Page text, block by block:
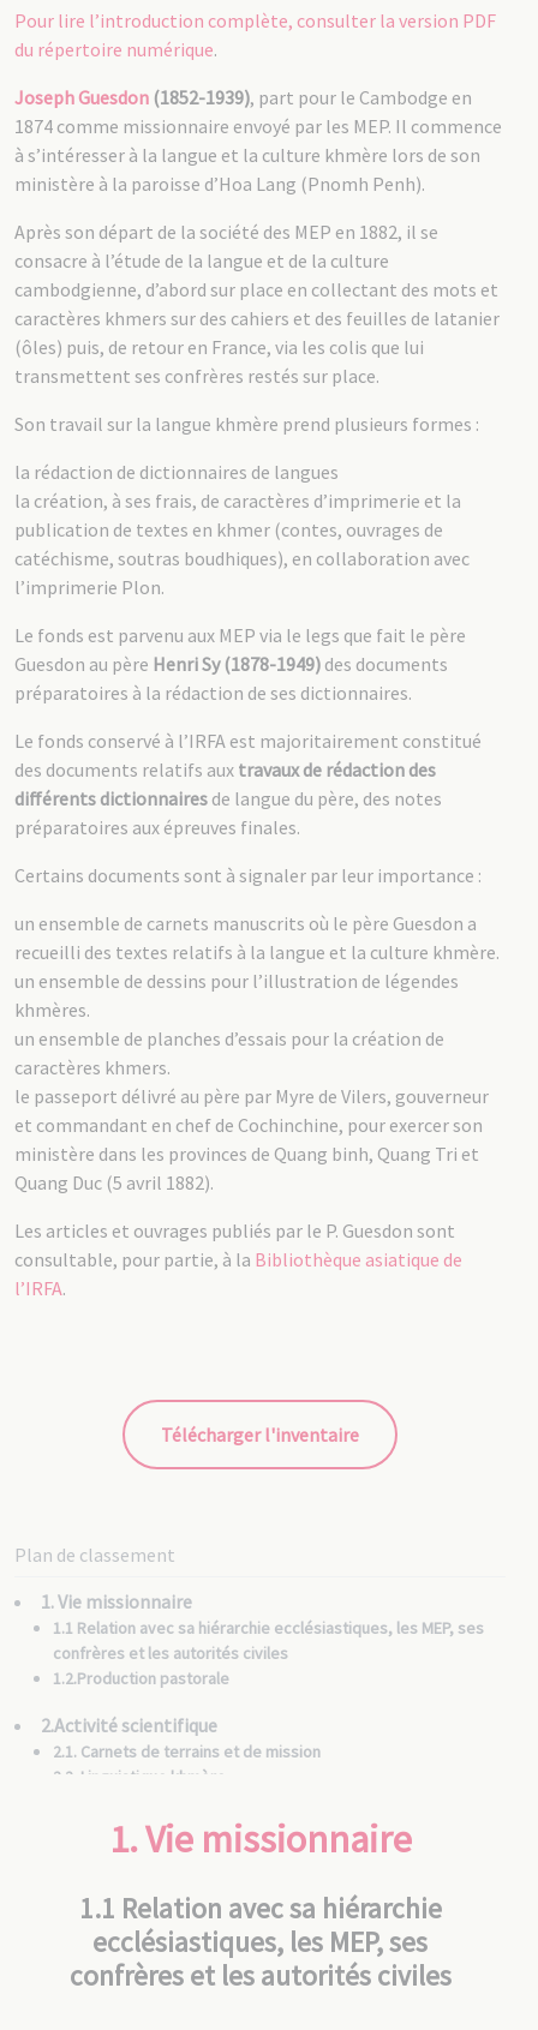
Pour lire l’introduction complète, consulter la version PDF
du répertoire numérique.
Joseph Guesdon (1852-1939), part pour le Cambodge en
1874 comme missionnaire envoyé par les MEP. Il commence
à s’intéresser à la langue et la culture khmère lors de son
ministère à la paroisse d’Hoa Lang (Pnomh Penh).
Après son départ de la société des MEP en 1882, il se
consacre à l’étude de la langue et de la culture
cambodgienne, d’abord sur place en collectant des mots et
caractères khmers sur des cahiers et des feuilles de latanier
(ôles) puis, de retour en France, via les colis que lui
transmettent ses confrères restés sur place.
Son travail sur la langue khmère prend plusieurs formes :
la rédaction de dictionnaires de langues
la création, à ses frais, de caractères d’imprimerie et la
publication de textes en khmer (contes, ouvrages de
catéchisme, soutras boudhiques), en collaboration avec
l’imprimerie Plon.
Le fonds est parvenu aux MEP via le legs que fait le père
Guesdon au père Henri Sy (1878-1949) des documents
préparatoires à la rédaction de ses dictionnaires.
Le fonds conservé à l’IRFA est majoritairement constitué
des documents relatifs aux travaux de rédaction des
différents dictionnaires de langue du père, des notes
préparatoires aux épreuves finales.
Certains documents sont à signaler par leur importance :
un ensemble de carnets manuscrits où le père Guesdon a
recueilli des textes relatifs à la langue et la culture khmère.
un ensemble de dessins pour l’illustration de légendes
khmères.
un ensemble de planches d’essais pour la création de
caractères khmers.
le passeport délivré au père par Myre de Vilers, gouverneur
et commandant en chef de Cochinchine, pour exercer son
ministère dans les provinces de Quang binh, Quang Tri et
Quang Duc (5 avril 1882).
Les articles et ouvrages publiés par le P. Guesdon sont
consultable, pour partie, à la Bibliothèque asiatique de
l’IRFA.
Télécharger l'inventaire
Plan de classement
1. Vie missionnaire
1.1 Relation avec sa hiérarchie ecclésiastiques, les MEP, ses
confrères et les autorités civiles
1.2.Production pastorale
2.Activité scientifique
2.1. Carnets de terrains et de mission
2.2. Linguistique khmère
2.4. Publications
2.4.1.Dictionnaire
2.5. Activités artistiques et techniques d'impressions
2.5.1. Galvanotypie et photogravure
2.5.2 Cartes
2.5.3 Graphisme et illustrations
2.6. Collaboration avec les entreprises Deberny & Cie pour la
1. Vie missionnaire
1.1 Relation avec sa hiérarchie
ecclésiastiques, les MEP, ses
confrères et les autorités civiles